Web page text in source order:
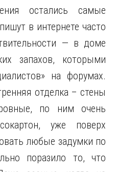
остались самые
в интернете часто
— в доме
запахов, которыми
на форумах.
отделка – стены
по ним очень
уже поверх
любые задумки по
поразило то, что